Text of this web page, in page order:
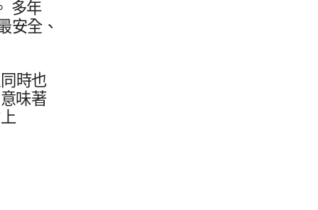
多​年​
安全、​
時​也​
味​著​